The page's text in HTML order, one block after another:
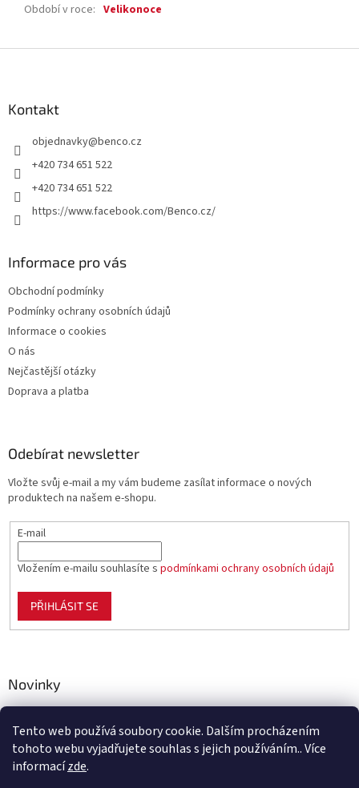
Tento web používá soubory cookie. Dalším procházením
tohoto webu vyjadřujete souhlas s jejich používáním.. Více
informacízde.
Období v roce: Velikonoce
Kontakt
objednavky@benco.cz
+420 734 651 522
+420 734 651 522
https://www.facebook.com/Benco.cz/
Informace pro vás
Obchodní podmínky
Podmínky ochrany osobních údajů
Informace o cookies
O nás
Nejčastější otázky
Doprava a platba
Odebírat newsletter
Vložte svůj e-mail a my vám budeme zasílat informace o nových
produktech na našem e-shopu.
E-mail
Vložením e-mailu souhlasíte s podmínkami ochrany osobních údajů
PŘIHLÁSIT SE
Novinky
zahradu, chov i domácnost